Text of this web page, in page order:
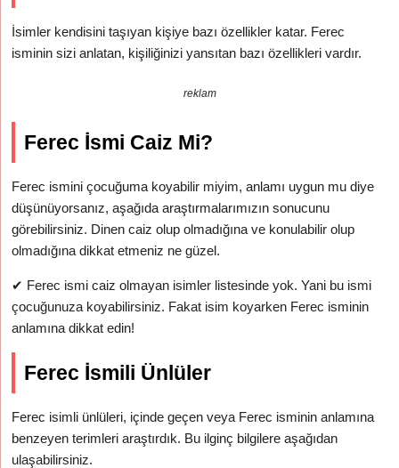
İsimler kendisini taşıyan kişiye bazı özellikler katar. Ferec
isminin sizi anlatan, kişiliğinizi yansıtan bazı özellikleri vardır.
reklam
Ferec İsmi Caiz Mi?
Ferec ismini çocuğuma koyabilir miyim, anlamı uygun mu diye
düşünüyorsanız, aşağıda araştırmalarımızın sonucunu
görebilirsiniz. Dinen caiz olup olmadığına ve konulabilir olup
olmadığına dikkat etmeniz ne güzel.
✔ Ferec ismi caiz olmayan isimler listesinde yok. Yani bu ismi
çocuğunuza koyabilirsiniz. Fakat isim koyarken Ferec isminin
anlamına dikkat edin!
Ferec İsmili Ünlüler
Ferec isimli ünlüleri, içinde geçen veya Ferec isminin anlamına
benzeyen terimleri araştırdık. Bu ilginç bilgilere aşağıdan
ulaşabilirsiniz.